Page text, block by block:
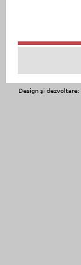
Design şi dezvoltare: